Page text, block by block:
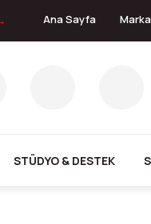
Ana Sayfa
STÜDYO & DESTEK